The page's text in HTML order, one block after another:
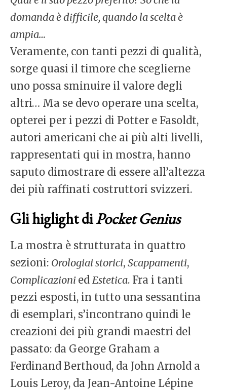
domanda è difficile, quando la scelta è
ampia…
Veramente, con tanti pezzi di qualità,
sorge quasi il timore che sceglierne
uno possa sminuire il valore degli
altri… Ma se devo operare una scelta,
opterei per i pezzi di Potter e Fasoldt,
autori americani che ai più alti livelli,
rappresentati qui in mostra, hanno
saputo dimostrare di essere all’altezza
dei più raffinati costruttori svizzeri.
Gli higlight diPocket Genius
La mostra è strutturata in quattro
sezioni: Orologiai storici, Scappamenti,
Complicazioni ed Estetica. Fra i tanti
pezzi esposti, in tutto una sessantina
di esemplari, s’incontrano quindi le
creazioni dei più grandi maestri del
passato: da George Graham a
Ferdinand Berthoud, da John Arnold a
Louis Leroy, da Jean-Antoine Lépine